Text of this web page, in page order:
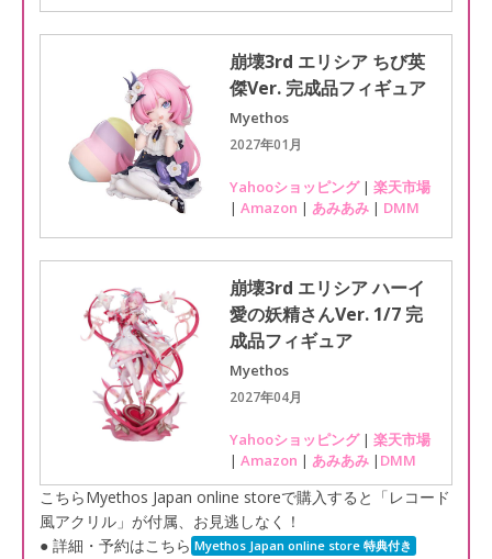
崩壊3rd エリシア ちび英
傑Ver. 完成品フィギュア
Myethos
2027年01月
Yahooショッピング| 楽天市場
| Amazon | あみあみ | DMM
崩壊3rd エリシア ハーイ
愛の妖精さんVer. 1/7 完
成品フィギュア
Myethos
2027年04月
Yahooショッピング| 楽天市場
| Amazon | あみあみ | DMM
こちらMyethos Japan online storeで購入すると「レコード
風アクリル」が付属、お見逃しなく！
● 詳細・予約はこちら Myethos Japan online store 特典付き